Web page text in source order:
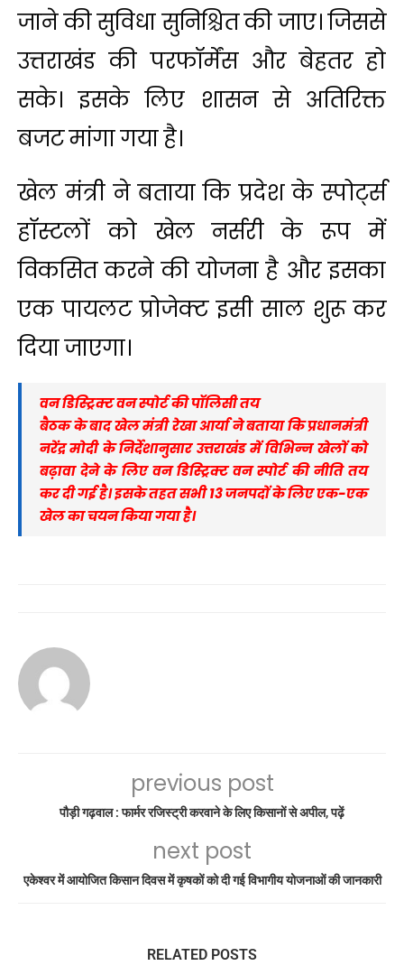
जाने की सुविधा सुनिश्चित की जाए। जिससे
उत्तराखंड की परफॉर्मेंस और बेहतर हो
सके। इसके लिए शासन से अतिरिक्त
बजट मांगा गया है।
खेल मंत्री ने बताया कि प्रदेश के स्पोर्ट्स
हॉस्टलों को खेल नर्सरी के रूप में
विकसित करने की योजना है और इसका
एक पायलट प्रोजेक्ट इसी साल शुरू कर
दिया जाएगा।
वन डिस्ट्रिक्ट वन स्पोर्ट की पॉलिसी तय
बैठक के बाद खेल मंत्री रेखा आर्या ने बताया कि प्रधानमंत्री
नरेंद्र मोदी के निर्देशानुसार उत्तराखंड में विभिन्न खेलों को
बढ़ावा देने के लिए वन डिस्ट्रिक्ट वन स्पोर्ट की नीति तय
कर दी गई है। इसके तहत सभी 13 जनपदों के लिए एक-एक
खेल का चयन किया गया है।
previous post
पौड़ी गढ़वाल : फार्मर रजिस्ट्री करवाने के लिए किसानों से अपील, पढ़ें
next post
एकेश्वर में आयोजित किसान दिवस में कृषकों को दी गई विभागीय योजनाओं की जानकारी
RELATED POSTS